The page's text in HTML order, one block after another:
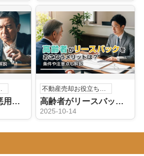
リースバックを悪用した詐欺に要注意！よくある手口と相談先について解説 高齢者がリースバックをおこなうメリットは？条件や注意点も解説
2025-10-14